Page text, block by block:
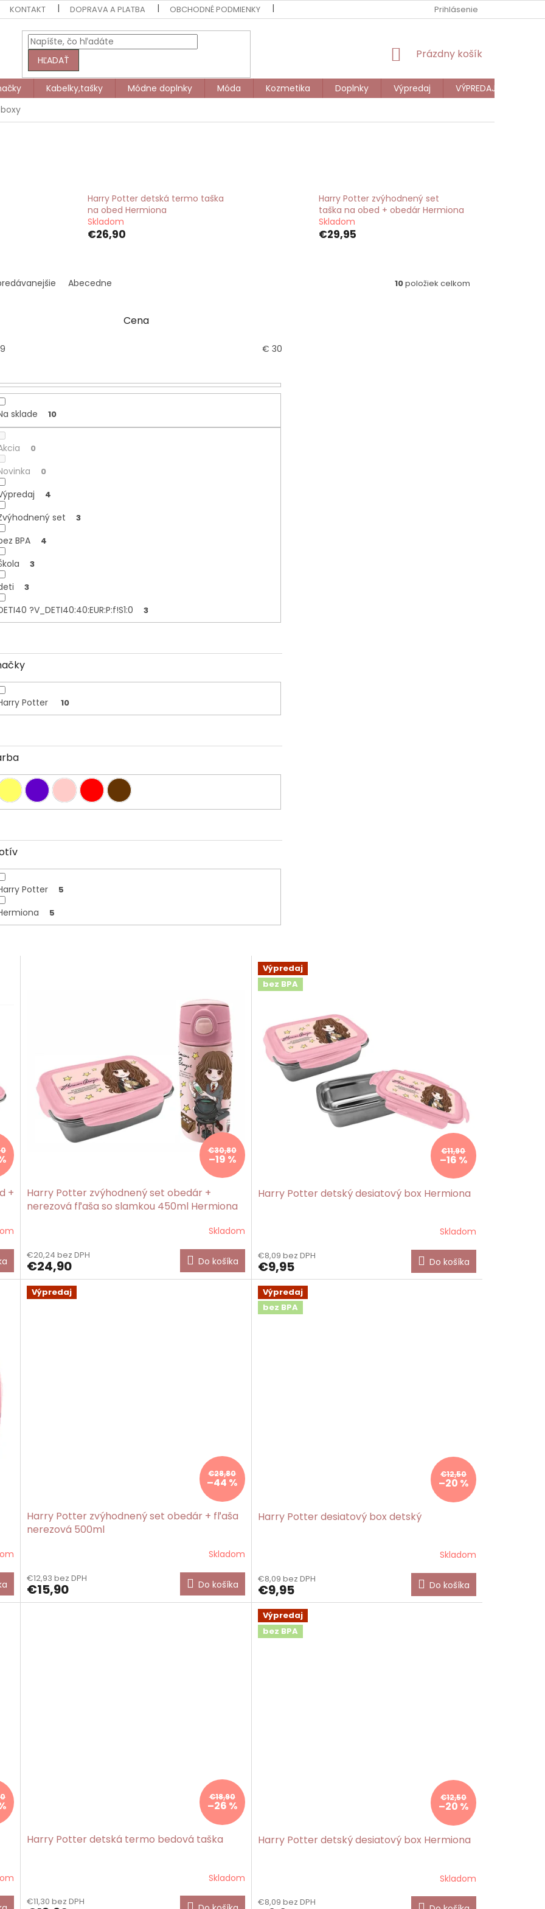
KONTAKT DOPRAVA A PLATBA OBCHODNÉ PODMIENKY DARČEKOVÁ POUKÁŽKA VEĽKOOBCHOD
Prihlásenie
HĽADAŤ
NÁKUPNÝ
Prázdny košík
Kabelky,tašky Módne doplnky Móda Kozmetika Doplnky Výpredaj VÝPREDAJ DETI
Harry Potter detská termo taška
na obed Hermiona
Skladom
€26,90
Harry Potter zvýhodnený set
taška na obed + obedár Hermiona
Skladom
€29,95
Abecedne 10položiek celkom
Cena
9 € 30
sklade 10
0
0
4
set 3
BPA 4
3
3
?V_DETI40:40:EUR:P:f!S1:0 3
Potter 10
Potter 5
5
+
€30,80
–19 %
Harry Potter zvýhodnený set obedár +
nerezová fľaša so slamkou 450ml Hermiona
Skladom
€20,24 bez DPH
€24,90 Do košíka
Výpredaj
bez BPA
€11,90
–16 %
Harry Potter detský desiatový box Hermiona
Skladom
€8,09 bez DPH
€9,95 Do košíka
Výpredaj
€28,80
–44 %
Harry Potter zvýhodnený set obedár + fľaša
nerezová 500ml
Skladom
€12,93 bez DPH
€15,90 Do košíka
Výpredaj
bez BPA
€12,50
–20 %
Harry Potter desiatový box detský
Skladom
€8,09 bez DPH
€9,95 Do košíka
€18,90
–26 %
Harry Potter detská termo bedová taška
Skladom
€11,30 bez DPH
Výpredaj
bez BPA
€12,50
–20 %
Harry Potter detský desiatový box Hermiona
Skladom
€8,09 bez DPH